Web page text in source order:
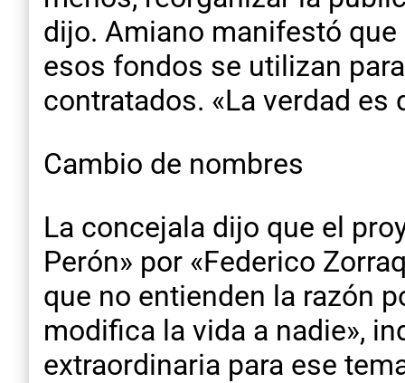
dijo. Amiano manifestó
esos fondos se utilizan
contratados. «La verdad
Cambio de nombres
La concejala dijo que el
Perón» por «Federico
que no entienden la razón
modifica la vida a nadie»,
extraordinaria para ese